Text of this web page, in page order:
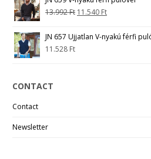
13.992Ft 11.540 Ft
JN 657 Ujjatlan V-nyakú férfi
11.528 Ft
CONTACT
Contact
Newsletter